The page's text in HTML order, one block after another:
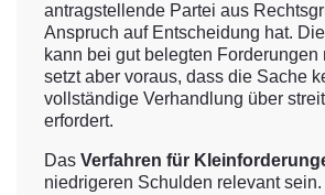
antragstellende Partei aus
Anspruch auf Entscheidung hat.
kann bei gut belegten Forderungen
setzt aber voraus, dass die Sache
vollständige Verhandlung über
erfordert.
Das Verfahren für
niedrigeren Schulden relevant sein.